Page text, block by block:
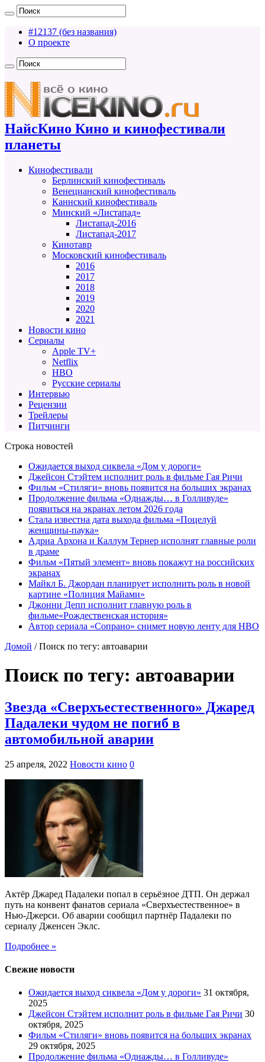
#12137 (без названия)
О проекте
НайсКино Кино и кинофестивали
планеты
Кинофестивали
Берлинский кинофестиваль
Венецианский кинофестиваль
Каннский кинофестиваль
Минский «Листапад»
Листапад-2016
Листапад-2017
Кинотавр
Московский кинофестиваль
2016
2017
2018
2019
2020
2021
Новости кино
Сериалы
Apple TV+
Netflix
HBO
Русские сериалы
Интервью
Рецензии
Трейлеры
Питчинги
Строка новостей
Ожидается выход сиквела «Дом у дороги»
Джейсон Стэйтем исполнит роль в фильме Гая Ричи
Фильм «Стиляги» вновь появится на больших экранах
Продолжение фильма «Однажды… в Голливуде»
появиться на экранах летом 2026 года
Стала известна дата выхода фильма «Поцелуй
женщины-паука»
Адриа Архона и Каллум Тернер исполнят главные роли
в драме
Фильм «Пятый элемент» вновь покажут на российских
экранах
Майкл Б. Джордан планирует исполнить роль в новой
картине «Полиция Майами»
Джонни Депп исполнит главную роль в
фильме«Рождественская история»
Автор сериала «Сопрано» снимет новую ленту для HBO
Домой / Поиск по тегу: автоаварии
Поиск по тегу: автоаварии
Звезда «Сверхъестественного» Джаред
Падалеки чудом не погиб в
автомобильной аварии
25 апреля, 2022 Новости кино 0
Актёр Джаред Падалеки попал в серьёзное ДТП. Он держал
путь на конвент фанатов сериала «Сверхъестественное» в
Нью-Джерси. Об аварии сообщил партнёр Падалеки по
сериалу Дженсен Эклс.
Подробнее »
Свежие новости
Ожидается выход сиквела «Дом у дороги» 31 октября,
2025
Джейсон Стэйтем исполнит роль в фильме Гая Ричи 30
октября, 2025
Фильм «Стиляги» вновь появится на больших экранах
29 октября, 2025
Продолжение фильма «Однажды… в Голливуде»